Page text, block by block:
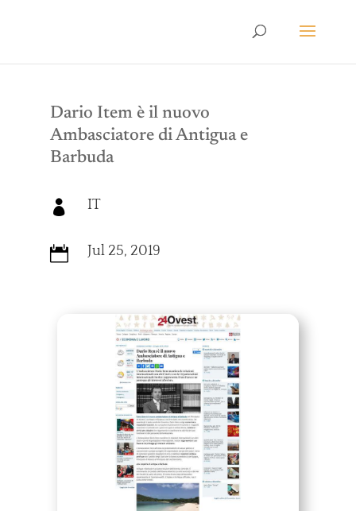
Dario Item è il nuovo
Ambasciatore di Antigua e
Barbuda
 IT
 Jul 25, 2019